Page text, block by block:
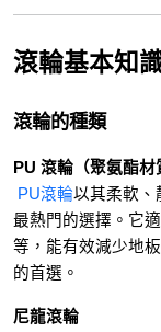
滾輪基本知
滾輪的種類
PU 滾輪（聚氨酯材
PU滾輪以其柔軟、
最熱門的選擇。它
等，能有效減少地
的首選。
尼龍滾輪